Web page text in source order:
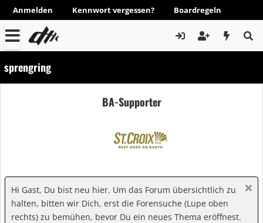
Anmelden Kennwort vergessen? Boardregeln
sprengring
BA-Supporter
Hi Gast, Du bist neu hier. Um das Forum übersichtlich zu
halten, bitten wir Dich, erst die Forensuche (Lupe oben
rechts) zu bemühen, bevor Du ein neues Thema eröffnest.